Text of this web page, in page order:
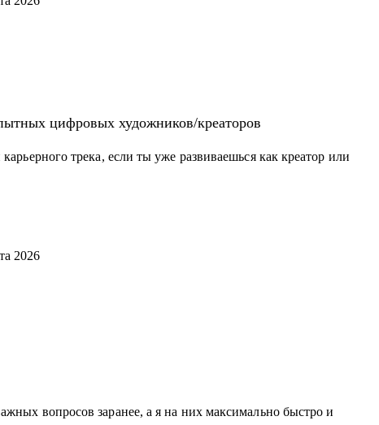
цифровых художников/креаторов
трека, если ты уже развиваешься как креатор или
2026
вопросов заранее, а я на них максимально быстро и